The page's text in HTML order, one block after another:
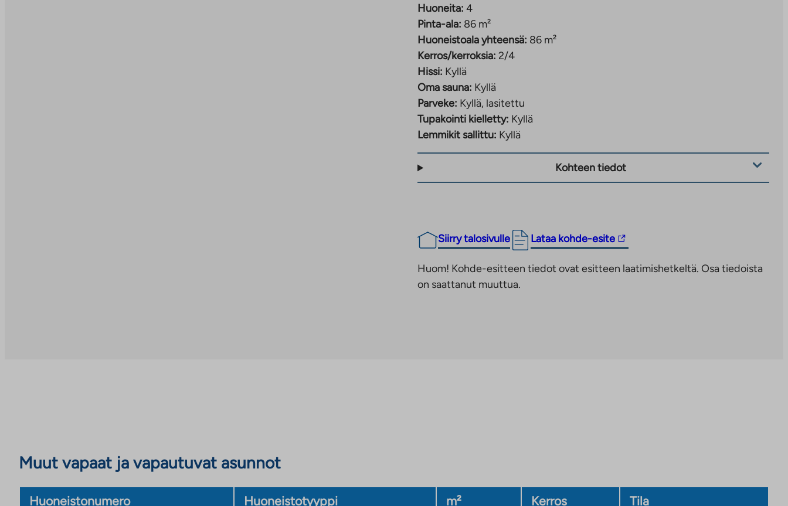
Huoneita: 4
Pinta-ala: 86 m²
Huoneistoala yhteensä: 86 m²
Kerros/kerroksia: 2/4
Hissi: Kyllä
Oma sauna: Kyllä
Parveke: Kyllä, lasitettu
Tupakointi kielletty: Kyllä
Lemmikit sallittu: Kyllä
Kohteen tiedot
Siirry talosivulle Lataa kohde-esite
Linkki
ulkopuoliseen
Huom! Kohde-esitteen tiedot ovat esitteen laatimishetkeltä. Osa tiedoista
on saattanut muuttua.
Muut vapaat ja vapautuvat asunnot
Huoneistonumero Huoneistotyyppi m² Kerros Tila